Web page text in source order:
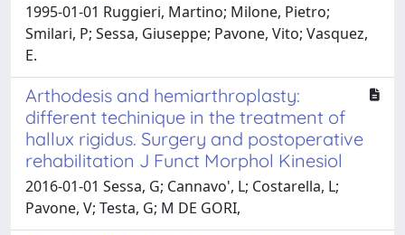
1995-01-01 Ruggieri, Martino; Milone, Pietro;
Smilari, P; Sessa, Giuseppe; Pavone, Vito; Vasquez,
E.
Arthodesis and hemiarthroplasty:
different techinique in the treatment of
hallux rigidus. Surgery and postoperative
rehabilitation J Funct Morphol Kinesiol
2016-01-01 Sessa, G; Cannavo', L; Costarella, L;
Pavone, V; Testa, G; M DE GORI,